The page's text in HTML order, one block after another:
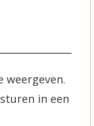
weergeven.
in een